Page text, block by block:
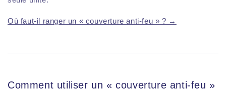
Où faut-il ranger un « couverture anti-feu » ? →
Comment utiliser un « couverture anti-feu »